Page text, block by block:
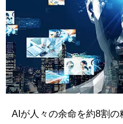
AIが人々の余命を約8割の